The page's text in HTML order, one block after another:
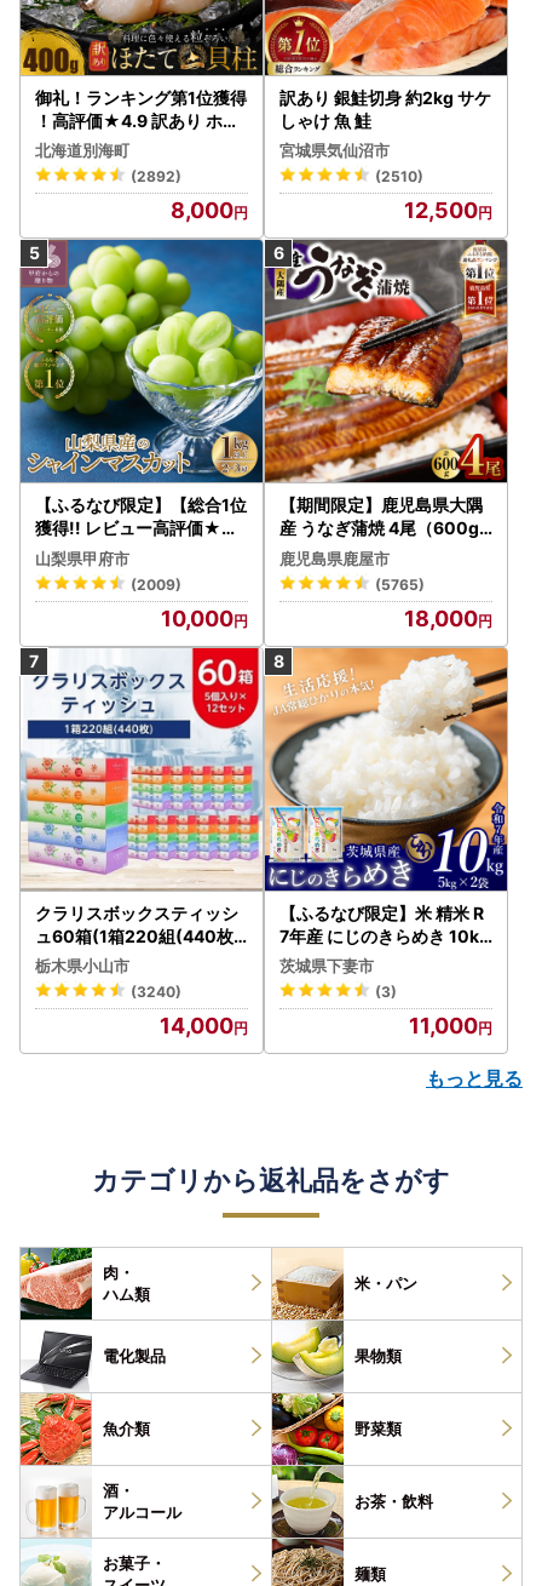
御礼！ランキング第1位獲得
！高評価★4.9 訳あり ホタ
テ 400g（ほたて 帆立 貝柱
冷凍 ）
北海道別海町
(2892)
8,000
訳あり 銀鮭切身 約2kg サケ
しゃけ 魚 鮭
宮城県気仙沼市
(2510)
12,500
【ふるなび限定】【総合1位
獲得!! レビュー高評価★】
〈2026年度配送分〉山梨
県産 シャインマスカット 2
～3房（1.0kg以上）シャイ
ン フルーツ FN-Limited-S
P
山梨県甲府市
(2009)
10,000
【期間限定】鹿児島県大隅
産 うなぎ蒲焼 4尾（600g
） KN007-004-04-cp18
うなぎ 鰻 魚 惣菜 総菜
鹿児島県鹿屋市
(5765)
18,000
クラリスボックスティッシ
ュ60箱(1箱220組(440枚))
(5個入り×12セット)【配送
不可地域：離島・沖縄県】
【1256759】
栃木県小山市
(3240)
14,000
【ふるなび限定】米 精米 R
7年産 にじのきらめき 10kg
10月 FN-Limited-PR
茨城県下妻市
(3)
11,000
もっと見る
カテゴリから返礼品をさがす
肉・
ハム類
米・パン
電化製品 果物類
魚介類 野菜類
酒・
アルコール
お茶・ 飲料
お菓子・
麺類